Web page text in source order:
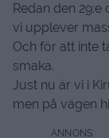
Redan den
vi upplever
Och för att inte
smaka.
Just nu är vi i
men på vägen